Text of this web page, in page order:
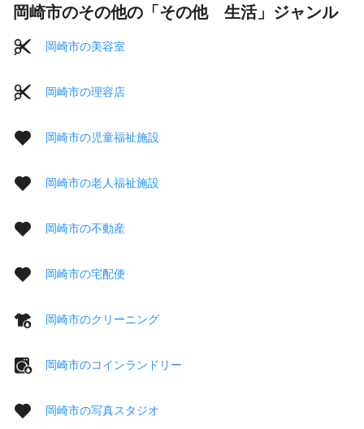
岡崎市のその他の「その他 生活」ジャンル
岡崎市の美容室
岡崎市の理容店
岡崎市の児童福祉施設
岡崎市の老人福祉施設
岡崎市の不動産
岡崎市の宅配便
岡崎市のクリーニング
岡崎市のコインランドリー
岡崎市の写真スタジオ